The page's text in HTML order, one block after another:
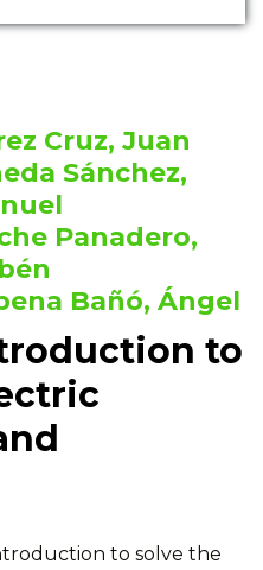
Cruz, Juan
Sánchez,
Panadero,
Bañó, Ángel
to
to solve the